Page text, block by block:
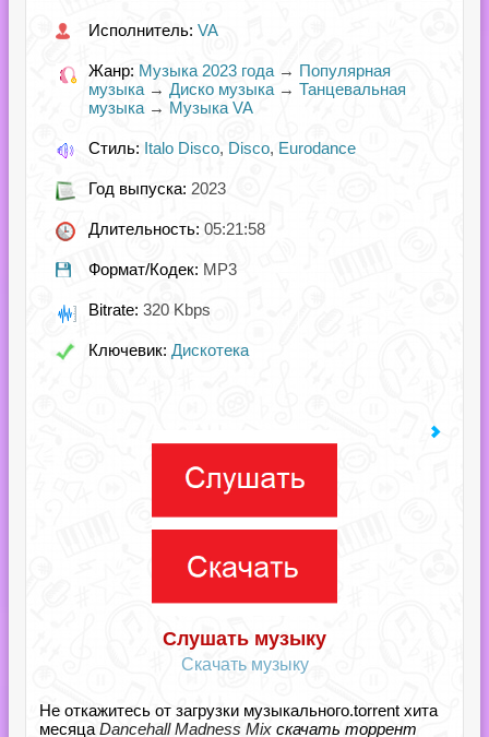
Исполнитель: VA
Жанр: Музыка 2023 года → Популярная
музыка → Диско музыка → Танцевальная
музыка → Музыка VA
Стиль: Italo Disco, Disco, Eurodance
Год выпуска: 2023
Длительность: 05:21:58
Формат/Кодек: MP3
Bitrate: 320 Kbps
Ключевик: Дискотека
Слушать музыку
Скачать музыку
Не откажитесь от загрузки музыкального.torrent хита
месяца Dancehall Madness Mix скачать торрент